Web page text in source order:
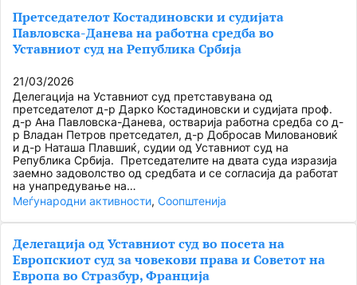
Претседателот Костадиновски и судијата
Павловска-Данева на работна средба во
Уставниот суд на Република Србија
21/03/2026
Делегација на Уставниот суд претставувана од
претседателот д-р Дарко Костадиновски и судијата проф.
д-р Ана Павловска-Данева, остварија работна средба со д-
р Владан Петров претседател, д-р Добросав Миловановиќ
и д-р Наташа Плавшиќ, судии од Уставниот суд на
Република Србија. Претседателите на двата суда изразија
заемно задоволство од средбата и се согласија да работат
на унапредување на…
Меѓународни активности, Соопштенија
Делегација од Уставниот суд во посета на
Европскиот суд за човекови права и Советот на
Европа во Стразбур, Франција